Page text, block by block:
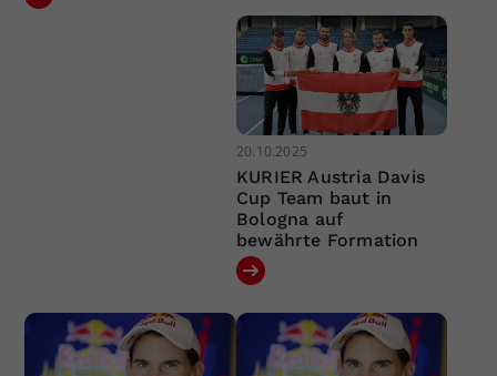
20.10.2025
KURIER Austria Davis
Cup Team baut in
Bologna auf
bewährte Formation